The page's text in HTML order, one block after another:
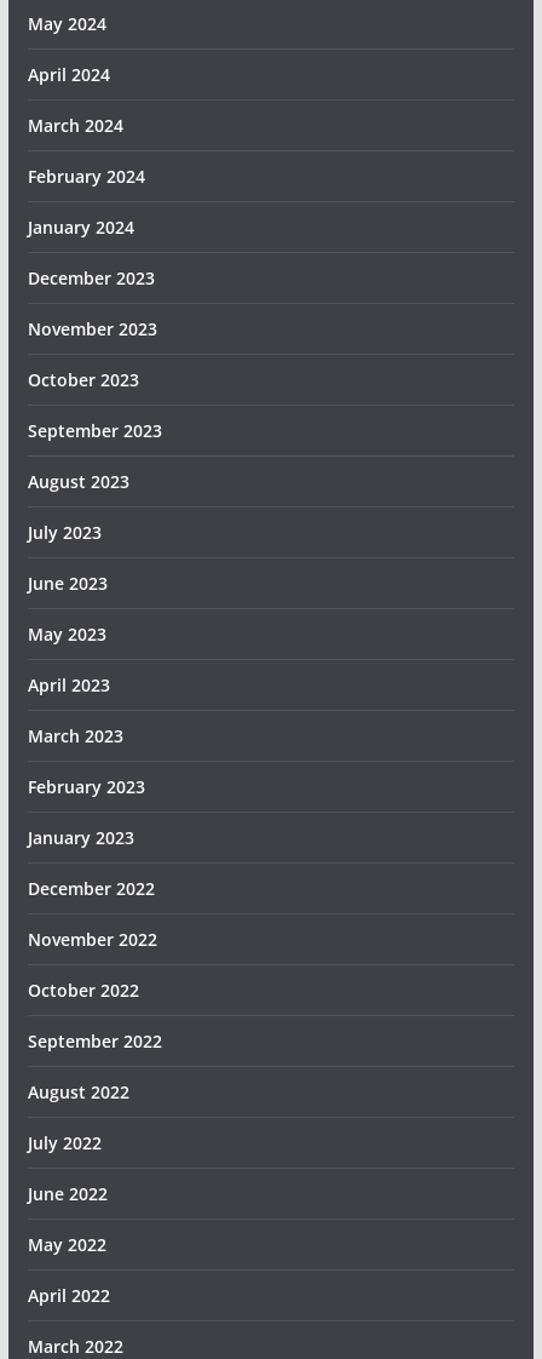
May 2024
April 2024
March 2024
February 2024
January 2024
December 2023
November 2023
October 2023
September 2023
August 2023
July 2023
June 2023
May 2023
April 2023
March 2023
February 2023
January 2023
December 2022
November 2022
October 2022
September 2022
August 2022
July 2022
June 2022
May 2022
April 2022
March 2022